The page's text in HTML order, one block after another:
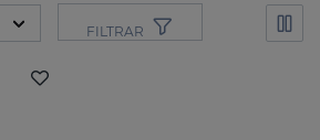
FILTRAR